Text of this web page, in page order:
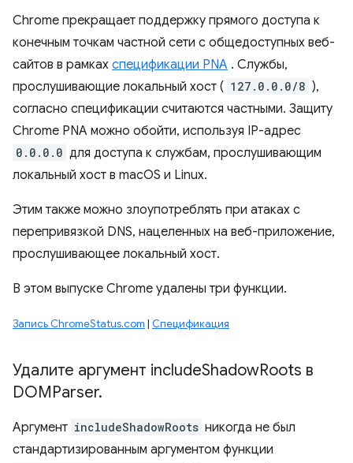
Chrome прекращает поддержку прямого доступа к
конечным точкам частной сети с общедоступных веб-
сайтов в рамках спецификации PNA . Службы,
прослушивающие локальный хост ( 127.0.0.0/8 ),
согласно спецификации считаются частными. Защиту
Chrome PNA можно обойти, используя IP-адрес
0.0.0.0 для доступа к службам, прослушивающим
локальный хост в macOS и Linux.
Этим также можно злоупотреблять при атаках с
перепривязкой DNS, нацеленных на веб-приложение,
прослушивающее локальный хост.
В этом выпуске Chrome удалены три функции.
Запись ChromeStatus.com | Спецификация
Удалите аргумент includeShadowRoots в
DOMParser.
Аргумент includeShadowRoots никогда не был
стандартизированным аргументом функции